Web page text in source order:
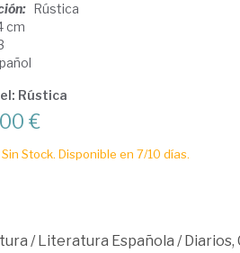
Rústica
cm
Rústica
€
Sin Stock. Disponible en 7/10 días.
/Literatura Española /